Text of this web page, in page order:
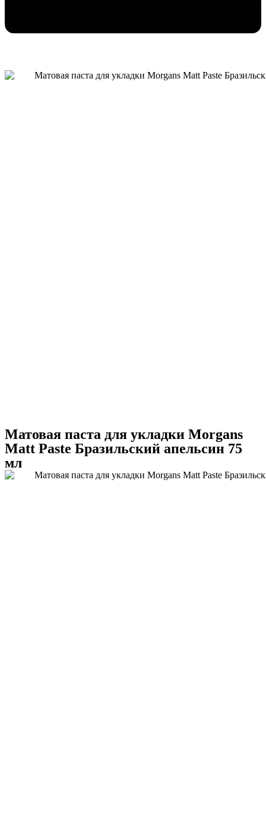
Матовая паста для укладки Morgans
Matt Paste Бразильский апельсин 75
мл